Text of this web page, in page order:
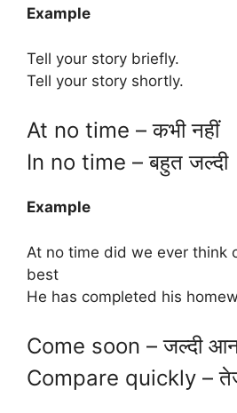
Example
Tell your story briefly.
Tell your story shortly.
At no time – कभी नहीं
In no time – बहुत जल्दी
Example
At no time did we ever think
best
He has completed his
Come soon – जल्दी
Compare quickly –